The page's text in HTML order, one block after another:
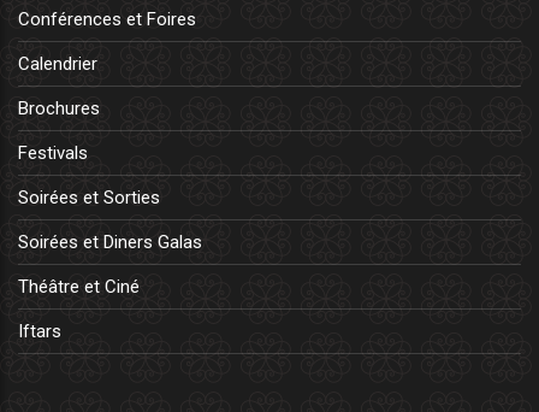
Conférences et Foires
Calendrier
Brochures
Festivals
Soirées et Sorties
Soirées et Diners Galas
Théâtre et Ciné
Iftars